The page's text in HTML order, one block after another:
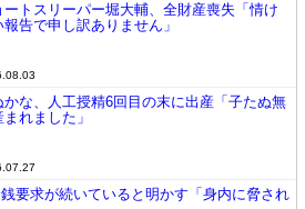
ートスリーパー堀大輔、全財産喪失「情け
報告で申し訳ありません」
かな、人工授精6回目の末に出産「子たぬ無
れました」
要求が続いていると明かす「身内に脅され